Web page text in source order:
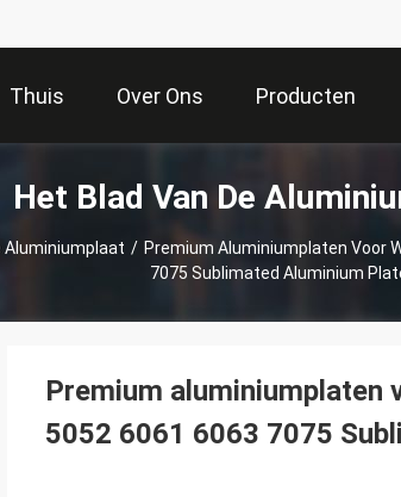
Thuis Over Ons Producten
Het Blad Van De
Aluminiumplaat / Premium Aluminiumplaten Voor
7075 Sublimated Aluminium
Premium aluminiumplaten
5052 6061 6063 7075